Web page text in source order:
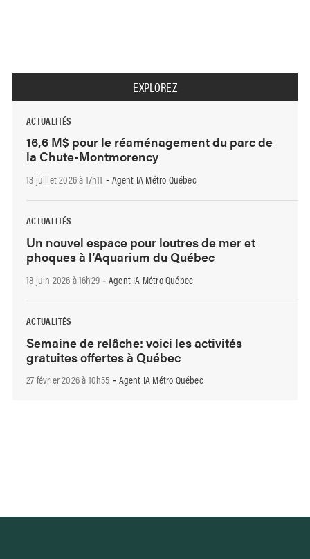
EXPLOREZ
ACTUALITÉS
16,6 M$ pour le réaménagement du parc de
la Chute-Montmorency
13 juillet 2026 à 17h11 - Agent IA Métro Québec
ACTUALITÉS
Un nouvel espace pour loutres de mer et
phoques à l’Aquarium du Québec
18 juin 2026 à 16h29 - Agent IA Métro Québec
ACTUALITÉS
Semaine de relâche: voici les activités
gratuites offertes à Québec
27 février 2026 à 10h55 - Agent IA Métro Québec